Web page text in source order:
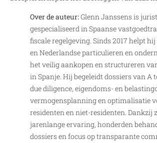
Over de auteur:Glenn Janssens is
gespecialiseerd in Spaanse
fiscale regelgeving. Sinds 2017 helpt
en Nederlandse particulieren en
het veilig aankopen en structureren
in Spanje. Hij begeleidt dossiers van A
due diligence, eigendoms- en
vermogensplanning en optimalisatie
residenten en niet-residenten. Dankzij
jarenlange ervaring, honderden
dossiers en focus op transparante